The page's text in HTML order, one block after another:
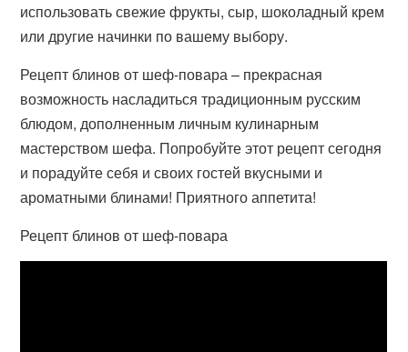
использовать свежие фрукты, сыр, шоколадный крем
или другие начинки по вашему выбору.
Рецепт блинов от шеф-повара – прекрасная
возможность насладиться традиционным русским
блюдом, дополненным личным кулинарным
мастерством шефа. Попробуйте этот рецепт сегодня
и порадуйте себя и своих гостей вкусными и
ароматными блинами! Приятного аппетита!
Рецепт блинов от шеф-повара